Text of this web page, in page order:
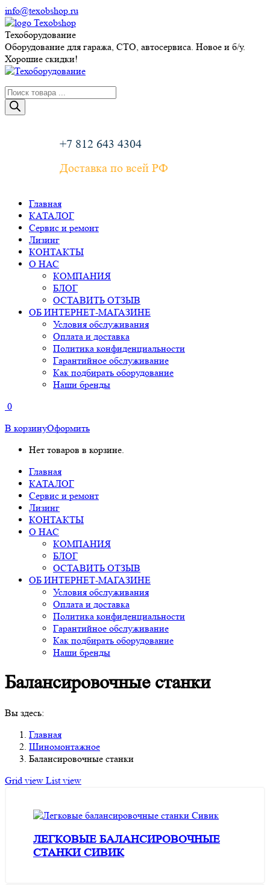
Перейти
к
содержанию
info@texobshop.ru
Telegram
page
opens
in
new
Whatsapp
page
opens
in
new
Вконтакте
page
opens
in
new
Сайт
page
opens
in
new
Техоборудование
Оборудование для гаража, СТО, автосервиса. Новое и б/у.
Хорошие скидки!
Поиск
товаров
+7 812 643 4304
Доставка по всей РФ
Главная
КАТАЛОГ
Сервис и ремонт
Лизинг
КОНТАКТЫ
О НАС
КОМПАНИЯ
БЛОГ
ОСТАВИТЬ ОТЗЫВ
ОБ ИНТЕРНЕТ-МАГАЗИНЕ
Условия обслуживания
Оплата и доставка
Политика конфиденциальности
Гарантийное обслуживание
Как подбирать оборудование
Наши бренды
0
В корзинуОформить
Нет товаров в корзине.
Главная
КАТАЛОГ
Сервис и ремонт
Лизинг
КОНТАКТЫ
О НАС
КОМПАНИЯ
БЛОГ
ОСТАВИТЬ ОТЗЫВ
ОБ ИНТЕРНЕТ-МАГАЗИНЕ
Условия обслуживания
Оплата и доставка
Политика конфиденциальности
Гарантийное обслуживание
Как подбирать оборудование
Наши бренды
Балансировочные станки
Вы здесь:
Главная
Шиномонтажное
Балансировочные станки
Grid view List view
ЛЕГКОВЫЕ БАЛАНСИРОВОЧНЫЕ
СТАНКИ СИВИК